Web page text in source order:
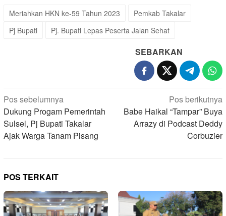
Meriahkan HKN ke-59 Tahun 2023
Pemkab Takalar
Pj Bupati
Pj. Bupati Lepas Peserta Jalan Sehat
SEBARKAN
Navigasi
pos
Pos sebelumnya
Dukung Progam Pemerintah
Sulsel, Pj Bupati Takalar
Ajak Warga Tanam Pisang
Pos berikutnya
Babe Haikal “Tampar” Buya
Arrazy di Podcast Deddy
Corbuzier
POS TERKAIT